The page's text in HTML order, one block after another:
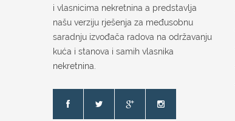
i vlasnicima nekretnina a predstavlja
našu verziju rješenja za međusobnu
saradnju izvođača radova na održavanju
kuća i stanova i samih vlasnika
nekretnina.